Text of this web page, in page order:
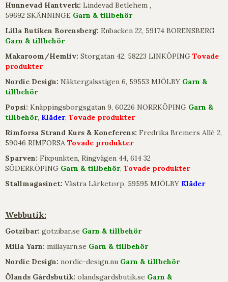
Hunnevad Hantverk: Lindevad Betlehem ,
59692 SKÄNNINGE Garn & tillbehör
Lilla Butiken Borensberg: Enbacken 22, 59174 BORENSBERG
Garn & tillbehör
Makaroom/Hemliv: Storgatan 42, 58223 LINKÖPING Tovade
produkter
Nordic Design: Näktergalsstigen 6, 59553 MJÖLBY Garn &
tillbehör
Popsi: Knäppingsborgsgatan 9, 60226 NORRKÖPING Garn &
tillbehör, Kläder, Tovade produkter
Rimforsa Strand Kurs & Koneferens: Fredrika Bremers Allé 2,
59046 RIMFORSA Tovade produkter
Sparven: Fixpunkten, Ringvägen 44, 614 32
SÖDERKÖPING Garn & tillbehör, Tovade produkter
Stallmagasinet: Västra Lärketorp, 59595 MJÖLBY Kläder
Webbutik:
Gotzibar: gotzibar.se Garn & tillbehör
Milla Yarn: millayarn.se Garn & tillbehör
Nordic Design: nordic-design.nu Garn & tillbehör
Ölands Gårdsbutik: olandsgardsbutik.se Garn &